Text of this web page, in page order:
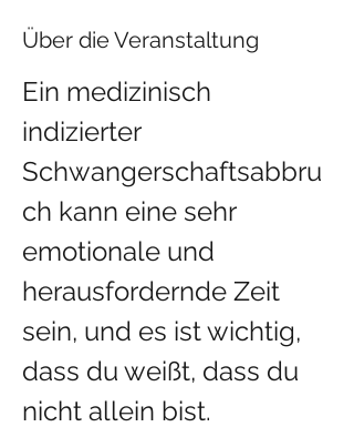
Über die Veranstaltung
Ein medizinisch
indizierter
Schwangerschaftsabbru
ch kann eine sehr
emotionale und
herausfordernde Zeit
sein, und es ist wichtig,
dass du weißt, dass du
nicht allein bist.​